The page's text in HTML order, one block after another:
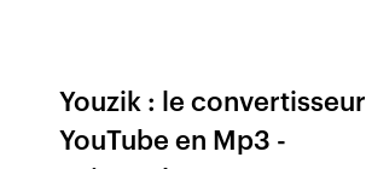
Youzik : le convertisseur
YouTube en Mp3 -